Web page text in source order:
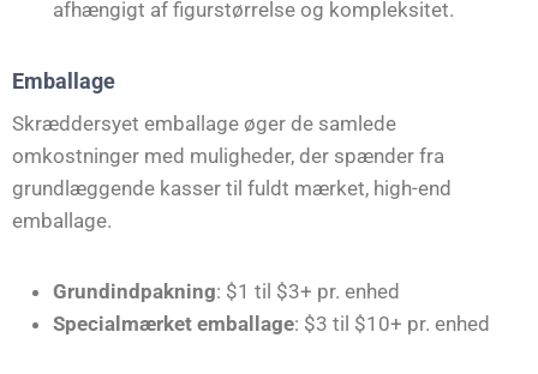
afhængigt af figurstørrelse og kompleksitet.
Emballage
Skræddersyet emballage øger de samlede
omkostninger med muligheder, der spænder fra
grundlæggende kasser til fuldt mærket, high-end
emballage.
Grundindpakning: $1 til $3+ pr. enhed
Specialmærket emballage: $3 til $10+ pr. enhed